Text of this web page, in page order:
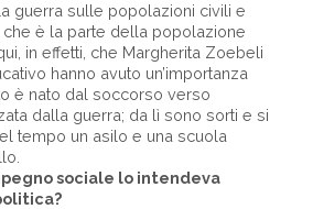
guerra sulle popolazioni civili e
che è la parte della popolazione
in effetti, che Margherita Zoebeli
hanno avuto un’importanza
è nato dal soccorso verso
dalla guerra; da lì sono sorti e si
tempo un asilo e una scuola
sociale lo intendeva